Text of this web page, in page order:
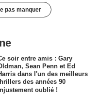
pas manquer
soir entre amis : Gary
Sean Penn et Ed
dans l'un des meilleurs
des années 90
oublié !